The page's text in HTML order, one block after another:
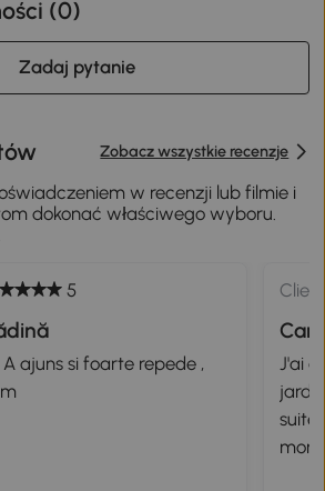
(0)
Zadaj pytanie
Zobacz wszystkie recenzje
w recenzji lub filmie i
dokonać właściwego wyboru.
5
ajuns si foarte repede ,
J'ai
suite Rapport qualité-prix excellent et
montage